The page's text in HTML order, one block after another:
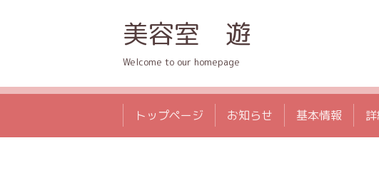
美容室 遊
Welcome to our homepage
トップページ お知らせ 基本情報